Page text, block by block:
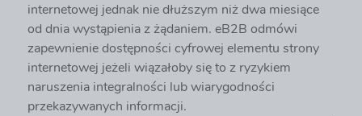
internetowej jednak nie dłuższym niż dwa miesiące
od dnia wystąpienia z żądaniem. eB2B odmówi
zapewnienie dostępności cyfrowej elementu strony
internetowej jeżeli wiązałoby się to z ryzykiem
naruszenia integralności lub wiarygodności
przekazywanych informacji.